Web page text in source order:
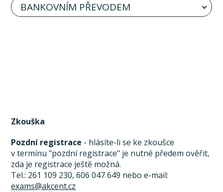
BANKOVNÍM PŘEVODEM
Zkouška
Pozdní registrace - hlásíte-li se ke zkoušce
v termínu "pozdní registrace" je nutné předem ověřit,
zda je registrace ještě možná.
Tel.: 261 109 230, 606 047 649 nebo e-mail:
exams@akcent.cz